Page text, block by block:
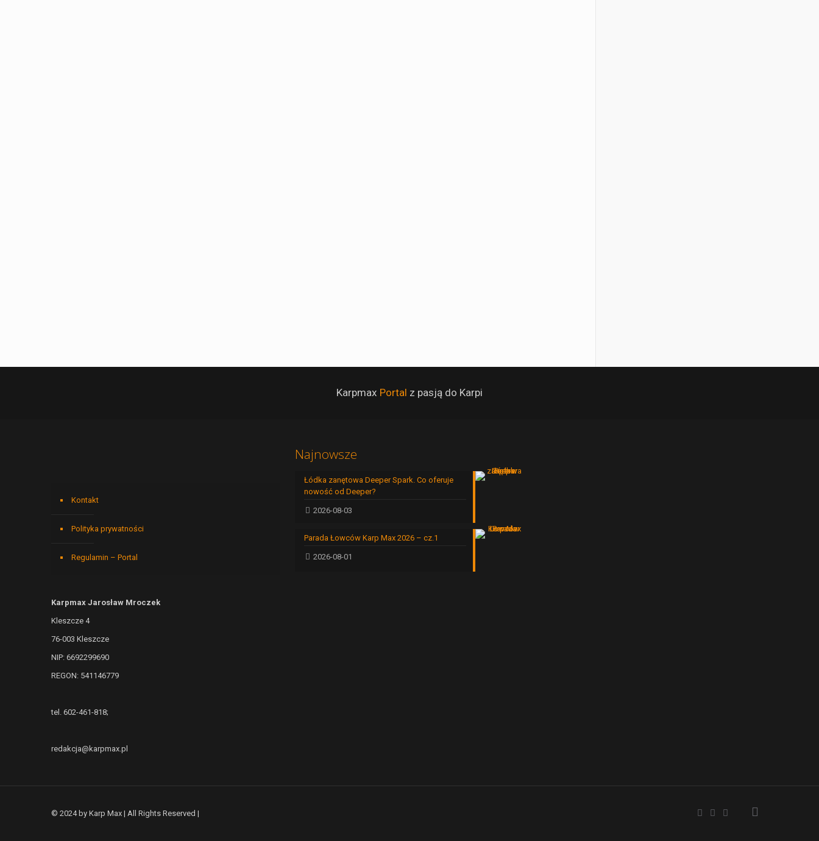
Karpmax Portal z pasją do Karpi
Kontakt
Polityka prywatności
Regulamin – Portal
Karpmax Jarosław Mroczek
Kleszcze 4
76-003 Kleszcze
NIP: 6692299690
REGON: 541146779
tel. 602-461-818;
redakcja@karpmax.pl
Najnowsze
Łódka zanętowa Deeper Spark. Co oferuje
nowość od Deeper?
2026-08-03
Parada Łowców Karp Max 2026 – cz.1
2026-08-01
© 2024 by Karp Max | All Rights Reserved |